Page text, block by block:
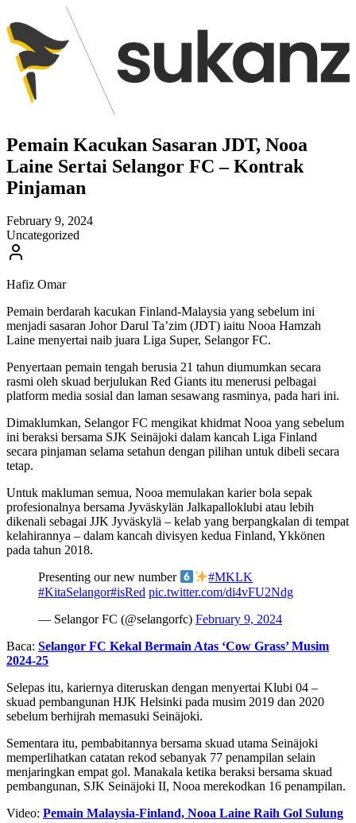
Pemain Kacukan Sasaran JDT, Nooa
Laine Sertai Selangor FC – Kontrak
Pinjaman
February 9, 2024
Uncategorized
Hafiz Omar
Pemain berdarah kacukan Finland-Malaysia yang sebelum ini
menjadi sasaran Johor Darul Ta’zim (JDT) iaitu Nooa Hamzah
Laine menyertai naib juara Liga Super, Selangor FC.
Penyertaan pemain tengah berusia 21 tahun diumumkan secara
rasmi oleh skuad berjulukan Red Giants itu menerusi pelbagai
platform media sosial dan laman sesawang rasminya, pada hari ini.
Dimaklumkan, Selangor FC mengikat khidmat Nooa yang sebelum
ini beraksi bersama SJK Seinäjoki dalam kancah Liga Finland
secara pinjaman selama setahun dengan pilihan untuk dibeli secara
tetap.
Untuk makluman semua, Nooa memulakan karier bola sepak
profesionalnya bersama Jyväskylän Jalkapalloklubi atau lebih
dikenali sebagai JJK Jyväskylä – kelab yang berpangkalan di tempat
kelahirannya – dalam kancah divisyen kedua Finland, Ykkönen
pada tahun 2018.
Presenting our new number
#MKLK
#KitaSelangor#isRed pic.twitter.com/di4vFU2Ndg
— Selangor FC (@selangorfc) February 9, 2024
Baca: Selangor FC Kekal Bermain Atas ‘Cow Grass’ Musim
2024-25
Selepas itu, kariernya diteruskan dengan menyertai Klubi 04 –
skuad pembangunan HJK Helsinki pada musim 2019 dan 2020
sebelum berhijrah memasuki Seinäjoki.
Sementara itu, pembabitannya bersama skuad utama Seinäjoki
memperlihatkan catatan rekod sebanyak 77 penampilan selain
menjaringkan empat gol. Manakala ketika beraksi bersama skuad
pembangunan, SJK Seinäjoki II, Nooa merekodkan 16 penampilan.
Video: Pemain Malaysia-Finland, Nooa Laine Raih Gol Sulung